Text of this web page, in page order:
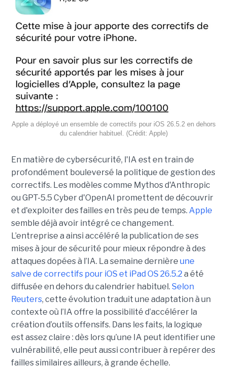
Apple a déployé un ensemble de correctifs pour iOS 26.5.2 en dehors
du calendrier habituel. (Crédit: Apple)
En matière de cybersécurité, l'IA est en train de
profondément bouleversé la politique de gestion des
correctifs. Les modèles comme Mythos d'Anthropic
ou GPT-5.5 Cyber d'OpenAI promettent de découvrir
et d'exploiter des failles en très peu de temps. Apple
semble déjà avoir intégré ce changement.
L’entreprise a ainsi accéléré la publication de ses
mises à jour de sécurité pour mieux répondre à des
attaques dopées à l’IA. La semaine dernière une
salve de correctifs pour iOS et iPad OS 26.5.2 a été
diffusée en dehors du calendrier habituel. Selon
Reuters, cette évolution traduit une adaptation à un
contexte où l’IA offre la possibilité d’accélérer la
création d’outils offensifs. Dans les faits, la logique
est assez claire : dès lors qu’une IA peut identifier une
vulnérabilité, elle peut aussi contribuer à repérer des
failles similaires ailleurs, à grande échelle.